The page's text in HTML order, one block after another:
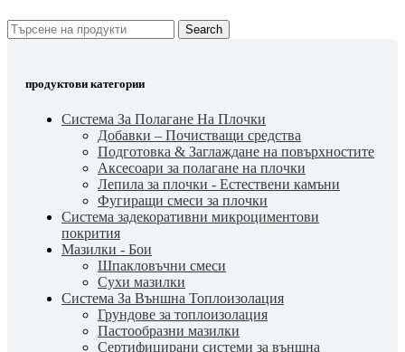
Search
продуктови категории
Система За Полагане На Плочки
Добавки – Почистващи средства
Подготовка & Заглаждане на повърхностите
Аксесоари за полагане на плочки
Лепила за плочки - Естествени камъни
Фугиращи смеси за плочки
Система задекоративни микроциментови
покрития
Мазилки - Бои
Шпакловъчни смеси
Сухи мазилки
Система За Външна Топлоизолация
Грундове за топлоизолация
Пастообразни мазилки
Сертифицирани системи за външна